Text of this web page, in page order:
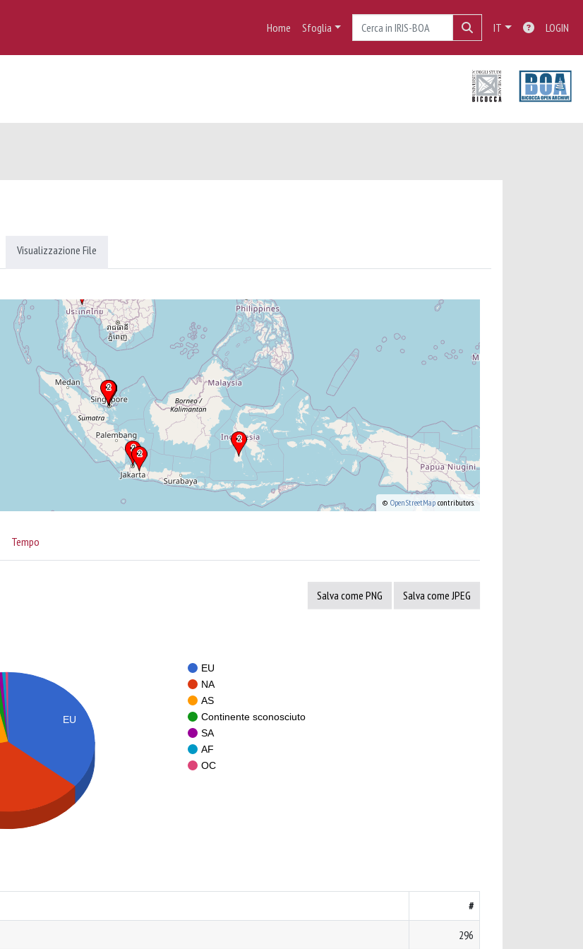
Home Sfoglia IT LOGIN
Visualizzazione File
© OpenStreetMap contributors.
Tempo
Salva come PNG Salva come JPEG
EU
NA
AS
Continente sconosciuto
SA
AF
OC
EU
#
296